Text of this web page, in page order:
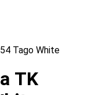
Tago White
TK